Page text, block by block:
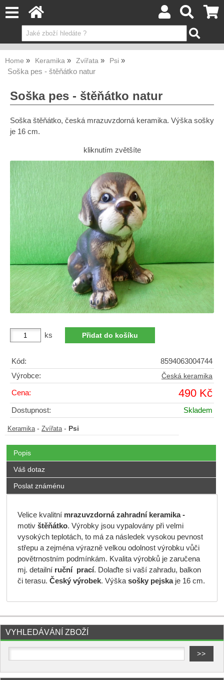
Home Keramika Zvířata Psi
Soška pes - štěňátko natur
Soška pes - štěňátko natur
Soška štěňátko, česká mrazuvzdorná keramika. Výška sošky
je 16 cm.
kliknutím zvětšíte
ks
Kód:
8594063004744
Výrobce:
Česká keramika
Cena: 490 Kč
Dostupnost: Skladem
Keramika - Zvířata - Psi
Popis
Váš dotaz
Poslat známénu
Velice kvalitní mrazuvzdorná zahradní keramika -
motivštěňátko. Výrobky jsou vypalovány při velmi
vysokých teplotách, to má za následek vysokou pevnost
střepu a zejména výrazně velkou odolnost výrobku vůči
povětrnostním podmínkám. Kvalita výrobků je zaručena
mj. detailníruční prací. Dolaďte si vaší zahradu, balkon
či terasu. Český výrobek. Výškasošky pejskaje 16 cm.
VYHLEDÁVÁNÍ ZBOŽÍ